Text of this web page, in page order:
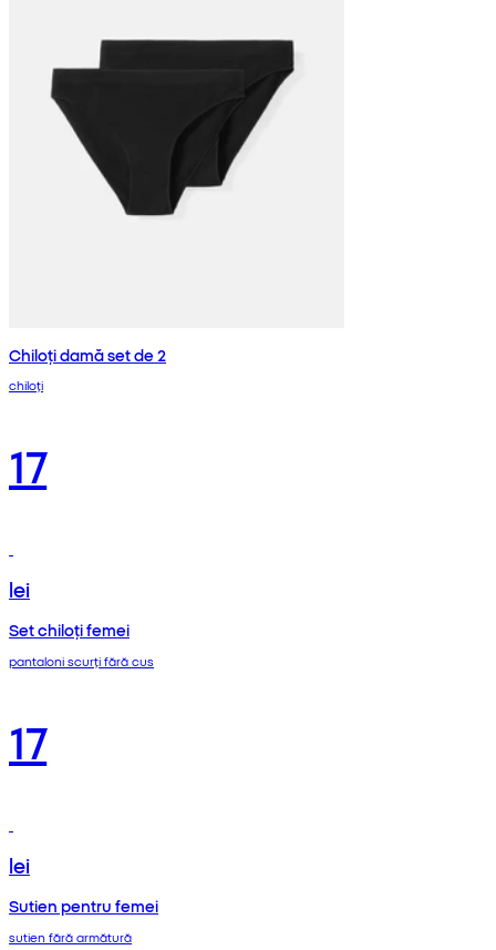
Chiloți damă set de 2
chiloți
17
lei
Set chiloți femei
pantaloni scurți fără cus
17
lei
Sutien pentru femei
sutien fără armătură